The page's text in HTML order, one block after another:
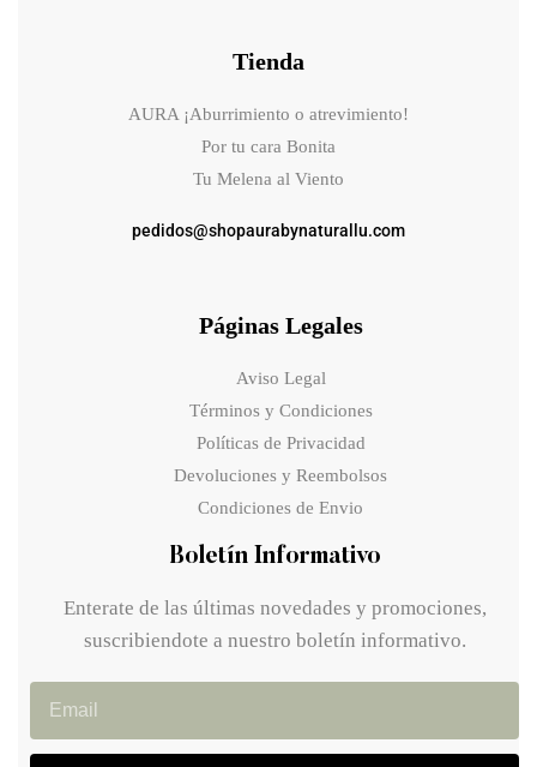
Tienda
AURA ¡Aburrimiento o atrevimiento!
Por tu cara Bonita
Tu Melena al Viento
pedidos@shopaurabynaturallu.com
Páginas Legales
Aviso Legal
Términos y Condiciones
Políticas de Privacidad
Devoluciones y Reembolsos
Condiciones de Envio
Boletín Informativo
Enterate de las últimas novedades y promociones,
suscribiendote a nuestro boletín informativo.